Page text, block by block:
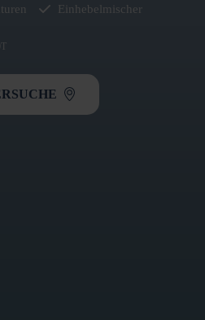
Einhebelmischer